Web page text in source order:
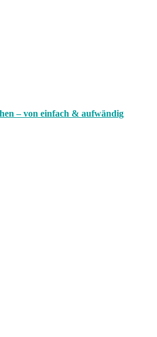
– von einfach & aufwändig